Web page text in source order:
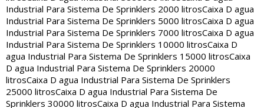
Industrial Para Sistema De Sprinklers 2000 litrosCaixa D agua
Industrial Para Sistema De Sprinklers 5000 litrosCaixa D agua
Industrial Para Sistema De Sprinklers 7000 litrosCaixa D agua
Industrial Para Sistema De Sprinklers 10000 litrosCaixa D
agua Industrial Para Sistema De Sprinklers 15000 litrosCaixa
D agua Industrial Para Sistema De Sprinklers 20000
litrosCaixa D agua Industrial Para Sistema De Sprinklers
25000 litrosCaixa D agua Industrial Para Sistema De
Sprinklers 30000 litrosCaixa D agua Industrial Para Sistema